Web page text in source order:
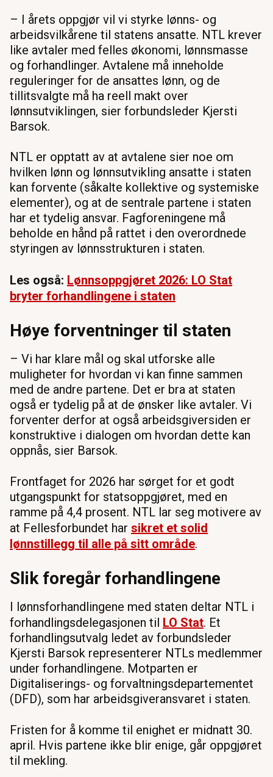
– I årets oppgjør vil vi styrke lønns- og
arbeidsvilkårene til statens ansatte. NTL krever
like avtaler med felles økonomi, lønnsmasse
og forhandlinger. Avtalene må inneholde
reguleringer for de ansattes lønn, og de
tillitsvalgte må ha reell makt over
lønnsutviklingen, sier forbundsleder Kjersti
Barsok.
NTL er opptatt av at avtalene sier noe om
hvilken lønn og lønnsutvikling ansatte i staten
kan forvente (såkalte kollektive og systemiske
elementer), og at de sentrale partene i staten
har et tydelig ansvar. Fagforeningene må
beholde en hånd på rattet i den overordnede
styringen av lønnsstrukturen i staten.
Les også: Lønnsoppgjøret 2026: LO Stat
bryter forhandlingene i staten
Høye forventninger til staten
– Vi har klare mål og skal utforske alle
muligheter for hvordan vi kan finne sammen
med de andre partene. Det er bra at staten
også er tydelig på at de ønsker like avtaler. Vi
forventer derfor at også arbeidsgiversiden er
konstruktive i dialogen om hvordan dette kan
oppnås, sier Barsok.
Frontfaget for 2026 har sørget for et godt
utgangspunkt for statsoppgjøret, med en
ramme på 4,4 prosent. NTL lar seg motivere av
at Fellesforbundet har sikret et solid
lønnstillegg til alle på sitt område.
Slik foregår forhandlingene
I lønnsforhandlingene med staten deltar NTL i
forhandlingsdelegasjonen til LO Stat. Et
forhandlingsutvalg ledet av forbundsleder
Kjersti Barsok representerer NTLs medlemmer
under forhandlingene. Motparten er
Digitaliserings- og forvaltningsdepartementet
(DFD), som har arbeidsgiveransvaret i staten.
Fristen for å komme til enighet er midnatt 30.
april. Hvis partene ikke blir enige, går oppgjøret
til mekling.